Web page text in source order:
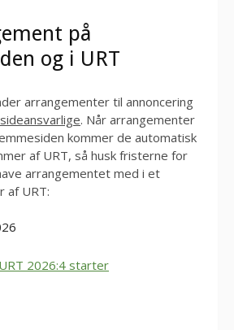
på
og i URT
arrangementer til annoncering
. Når arrangementer
kommer de automatisk
af URT, så husk fristerne for
arrangementet med i et
af URT:
2026:4 starter